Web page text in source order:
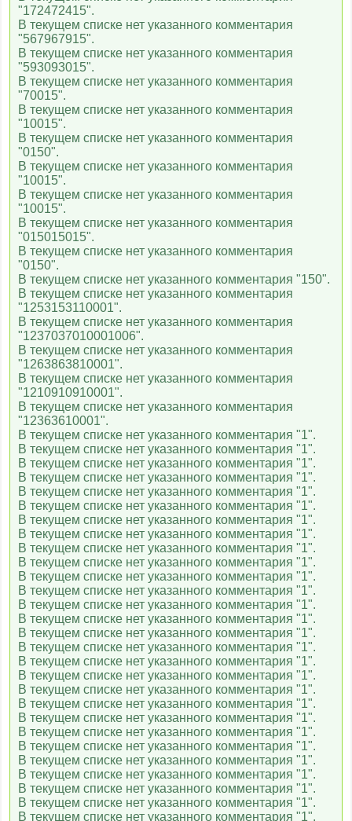
"172472415".
В текущем списке нет указанного комментария
"567967915".
В текущем списке нет указанного комментария
"593093015".
В текущем списке нет указанного комментария
"70015".
В текущем списке нет указанного комментария
"10015".
В текущем списке нет указанного комментария
"0150".
В текущем списке нет указанного комментария
"10015".
В текущем списке нет указанного комментария
"10015".
В текущем списке нет указанного комментария
"015015015".
В текущем списке нет указанного комментария
"0150".
В текущем списке нет указанного комментария "150".
В текущем списке нет указанного комментария
"1253153110001".
В текущем списке нет указанного комментария
"1237037010001006".
В текущем списке нет указанного комментария
"1263863810001".
В текущем списке нет указанного комментария
"1210910910001".
В текущем списке нет указанного комментария
"12363610001".
В текущем списке нет указанного комментария "1".
В текущем списке нет указанного комментария "1".
В текущем списке нет указанного комментария "1".
В текущем списке нет указанного комментария "1".
В текущем списке нет указанного комментария "1".
В текущем списке нет указанного комментария "1".
В текущем списке нет указанного комментария "1".
В текущем списке нет указанного комментария "1".
В текущем списке нет указанного комментария "1".
В текущем списке нет указанного комментария "1".
В текущем списке нет указанного комментария "1".
В текущем списке нет указанного комментария "1".
В текущем списке нет указанного комментария "1".
В текущем списке нет указанного комментария "1".
В текущем списке нет указанного комментария "1".
В текущем списке нет указанного комментария "1".
В текущем списке нет указанного комментария "1".
В текущем списке нет указанного комментария "1".
В текущем списке нет указанного комментария "1".
В текущем списке нет указанного комментария "1".
В текущем списке нет указанного комментария "1".
В текущем списке нет указанного комментария "1".
В текущем списке нет указанного комментария "1".
В текущем списке нет указанного комментария "1".
В текущем списке нет указанного комментария "1".
В текущем списке нет указанного комментария "1".
В текущем списке нет указанного комментария "1".
В текущем списке нет указанного комментария "1".